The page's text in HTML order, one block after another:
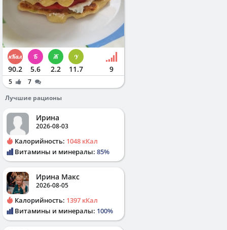
90.2 5.6 2.2 11.7 9
5
7
Лучшие рационы
Ирина
2026-08-03
Калорийность: 1048 кКал
Витамины и минералы: 85%
Ирина Макс
2026-08-05
Калорийность: 1397 кКал
Витамины и минералы: 100%